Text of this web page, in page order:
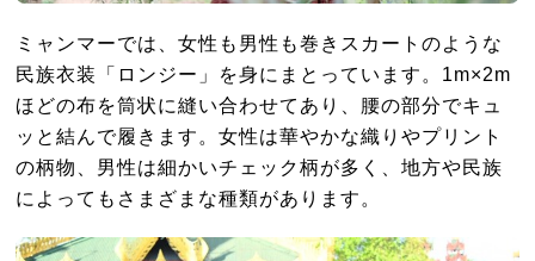
ミャンマーでは、女性も男性も巻きスカートのような
民族衣装「ロンジー」を身にまとっています。1m×2m
ほどの布を筒状に縫い合わせてあり、腰の部分でキュ
ッと結んで履きます。女性は華やかな織りやプリント
の柄物、男性は細かいチェック柄が多く、地方や民族
によってもさまざまな種類があります。